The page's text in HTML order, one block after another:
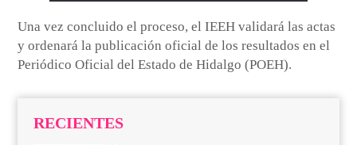
Una vez concluido el proceso, el IEEH validará las actas
y ordenará la publicación oficial de los resultados en el
Periódico Oficial del Estado de Hidalgo (POEH).
RECIENTES